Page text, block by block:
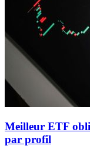
Meilleur ETF
par profil